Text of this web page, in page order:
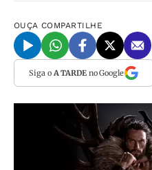
OUÇA COMPARTILHE
Siga o A TARDEno Google